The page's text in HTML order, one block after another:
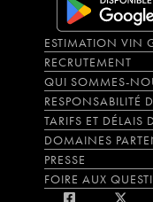
ESTIMATION VIN
RECRUTEMENT
QUI SOMMES-
RESPONSABILITÉ
TARIFS ET DÉLAIS
DOMAINES
PRESSE
FOIRE AUX